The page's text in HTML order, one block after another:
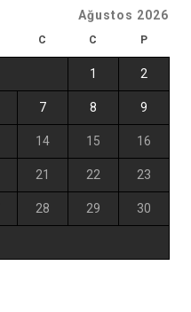
Ağustos 2026
C C P
1 2
7 8 9
14 15 16
21 22 23
28 29 30